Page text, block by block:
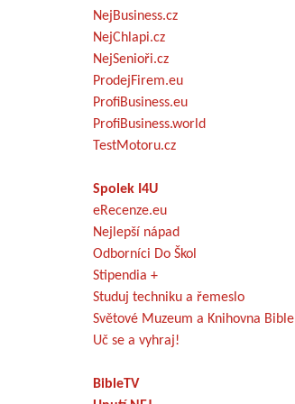
NejBusiness.cz
NejChlapi.cz
NejSenioři.cz
ProdejFirem.eu
ProfiBusiness.eu
ProfiBusiness.world
TestMotoru.cz
Spolek I4U
eRecenze.eu
Nejlepší nápad
Odborníci Do Škol
Stipendia +
Studuj techniku a řemeslo
Světové Muzeum a Knihovna Bible
Uč se a vyhraj!
BibleTV